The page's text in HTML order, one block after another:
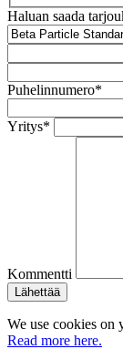
Haluan saada
Puhelinnumero*
Yritys*
Kommentti
We use cookies on
Read more here.